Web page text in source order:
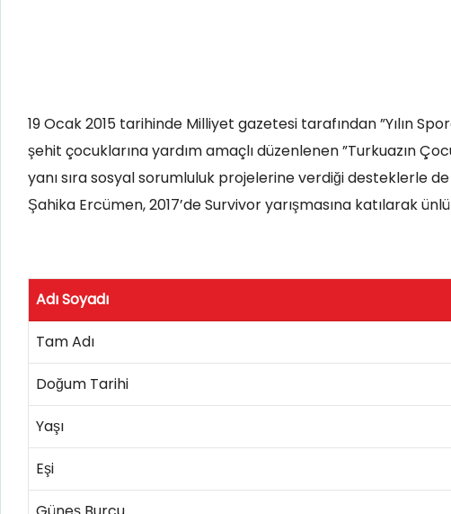
19 Ocak 2015 tarihinde Milliyet gazetesi tarafından ”Yılın
şehit çocuklarına yardım amaçlı düzenlenen ”Turkuazın
yanı sıra sosyal sorumluluk projelerine verdiği desteklerle
Şahika Ercümen, 2017’de Survivor yarışmasına katılarak
Adı Soyadı
Tam Adı
Doğum Tarihi
Yaşı
Eşi